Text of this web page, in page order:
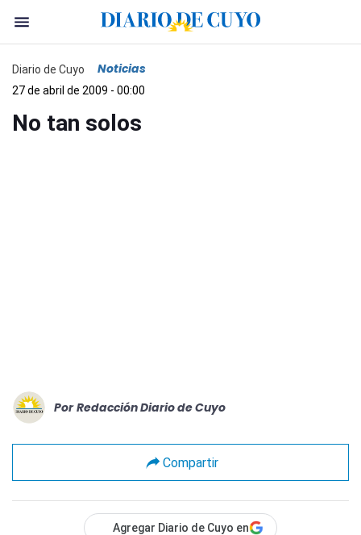
Diario de Cuyo Noticias
27 de abril de 2009 - 00:00
No tan solos
Por Redacción Diario de Cuyo
Compartir
Agregar Diario de Cuyo en